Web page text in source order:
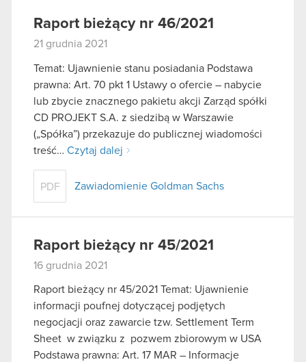
Raport bieżący nr 46/2021
21 grudnia 2021
Temat: Ujawnienie stanu posiadania Podstawa
prawna: Art. 70 pkt 1 Ustawy o ofercie – nabycie
lub zbycie znacznego pakietu akcji Zarząd spółki
CD PROJEKT S.A. z siedzibą w Warszawie
(„Spółka”) przekazuje do publicznej wiadomości
treść… Czytaj dalej
PDF Zawiadomienie Goldman Sachs
Raport bieżący nr 45/2021
16 grudnia 2021
Raport bieżący nr 45/2021 Temat: Ujawnienie
informacji poufnej dotyczącej podjętych
negocjacji oraz zawarcie tzw. Settlement Term
Sheet w związku z pozwem zbiorowym w USA
Podstawa prawna: Art. 17 MAR – Informacje